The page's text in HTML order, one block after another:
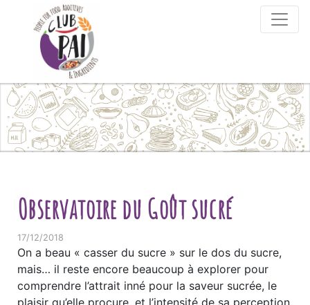
Skip to content
Observatoire du Goût sucré
17/12/2018
On a beau « casser du sucre » sur le dos du sucre,
mais… il reste encore beaucoup à explorer pour
comprendre l’attrait inné pour la saveur sucrée, le
plaisir qu’elle procure, et l’intensité de sa perception.